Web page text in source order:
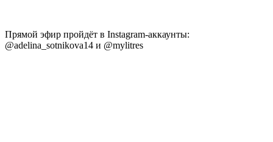
Прямой эфир пройдёт в Instagram-аккаунты:
@adelina_sotnikova14 и @mylitres